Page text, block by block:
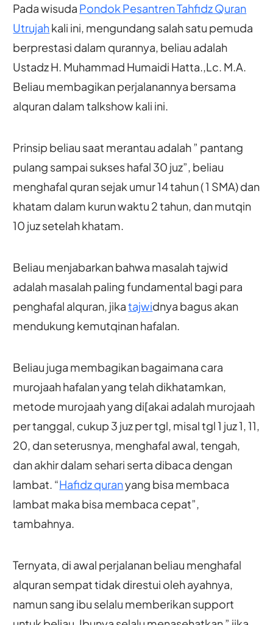
Pada wisuda Pondok Pesantren Tahfidz Quran
Utrujahkali ini, mengundang salah satu pemuda
berprestasi dalam qurannya, beliau adalah
Ustadz H. Muhammad Humaidi Hatta.,Lc. M.A.
Beliau membagikan perjalanannya bersama
alquran dalam talkshow kali ini.
Prinsip beliau saat merantau adalah ” pantang
pulang sampai sukses hafal 30 juz”, beliau
menghafal quran sejak umur 14 tahun ( 1 SMA) dan
khatam dalam kurun waktu 2 tahun, dan mutqin
10 juz setelah khatam.
Beliau menjabarkan bahwa masalah tajwid
adalah masalah paling fundamental bagi para
penghafal alquran, jikatajwidnya bagus akan
mendukung kemutqinan hafalan.
Beliau juga membagikan bagaimana cara
murojaah hafalan yang telah dikhatamkan,
metode murojaah yang di[akai adalah murojaah
per tanggal, cukup 3 juz per tgl, misal tgl 1 juz 1, 11,
20, dan seterusnya, menghafal awal, tengah,
dan akhir dalam sehari serta dibaca dengan
lambat. “Hafidz quranyang bisa membaca
lambat maka bisa membaca cepat”,
tambahnya.
Ternyata, di awal perjalanan beliau menghafal
alquran sempat tidak direstui oleh ayahnya,
namun sang ibu selalu memberikan support